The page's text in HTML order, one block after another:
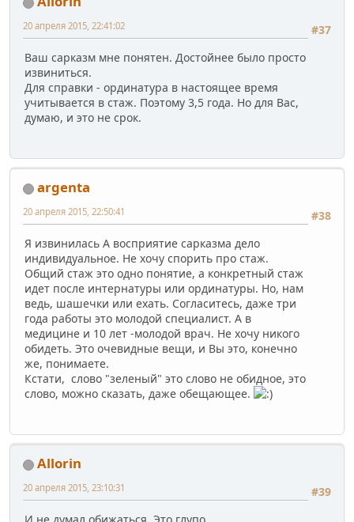
#37
20 апреля 2015, 22:41:02
Ваш сарказм мне понятен. Достойнее было просто
извиниться.
Для справки - ординатура в настоящее время
учитывается в стаж. Поэтому 3,5 года. Но для Вас,
думаю, и это не срок.
argenta
#38
20 апреля 2015, 22:50:41
Я извинилась А восприятие сарказма дело
индивидуальное. Не хочу спорить про стаж.
Общий стаж это одно понятие, а конкретный стаж
идет после интернатуры или ординатуры. Но, нам
ведь, шашечки или ехать. Согласитесь, даже три
года работы это молодой специалист. А в
медицине и 10 лет -молодой врач. Не хочу никого
обидеть. Это очевидные вещи, и Вы это, конечно
же, понимаете.
Кстати, слово "зеленый" это слово не обидное, это
слово, можно сказать, даже обещающее.
Allorin
#39
20 апреля 2015, 23:10:31